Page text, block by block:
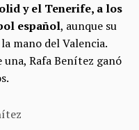
y el Tenerife, a los
español, aunque su
mano del Valencia.
Rafa Benítez ganó